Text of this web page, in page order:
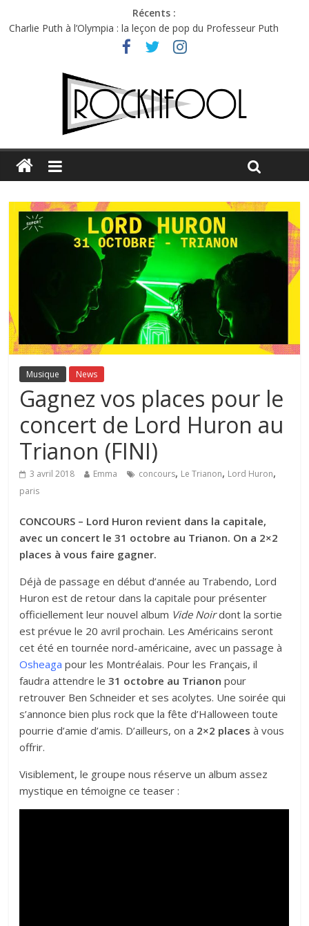
Récents :
Charlie Puth à l’Olympia : la leçon de pop du Professeur Puth
Festival Triptyque : un nouveau festival de musique indépendant
Hellfest 2026 vendredi : température et émotions en hausse
Hellfest 2026 jeudi : impossible de choisir entre chaleur et bonne
Première édition du Midgard Festival : entre bière, métal et
Musique News
Gagnez vos places pour le
concert de Lord Huron au
Trianon (FINI)
3 avril 2018 Emma concours, Le Trianon, Lord Huron,
paris
CONCOURS – Lord Huron revient dans la capitale,
avec un concert le 31 octobre au Trianon. On a 2×2
places à vous faire gagner.
Déjà de passage en début d’année au Trabendo, Lord
Huron est de retour dans la capitale pour présenter
officiellement leur nouvel album Vide Noirdont la sortie
est prévue le 20 avril prochain. Les Américains seront
cet été en tournée nord-américaine, avec un passage à
Osheaga pour les Montréalais. Pour les Français, il
faudra attendre le31 octobre au Trianon pour
retrouver Ben Schneider et ses acolytes. Une soirée qui
s’annonce bien plus rock que la fête d’Halloween toute
pourrie d’amie d’amis. D’ailleurs, on a 2×2 places à vous
offrir.
Visiblement, le groupe nous réserve un album assez
mystique en témoigne ce teaser :